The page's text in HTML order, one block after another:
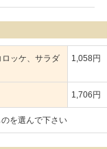
ッケ、サラダ
1,058円
1,706円
を選んで下さい